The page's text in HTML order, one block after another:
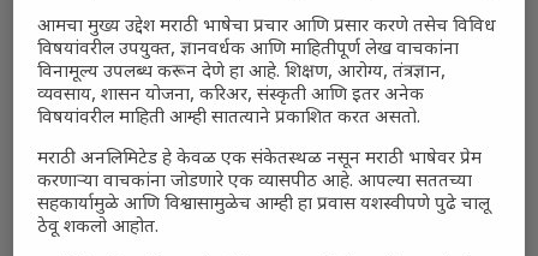
आमचा मुख्य उद्देश मराठी भाषेचा प्रचार आणि प्रसार करणे तसेच विविध
विषयांवरील उपयुक्त, ज्ञानवर्धक आणि माहितीपूर्ण लेख वाचकांना
विनामूल्य उपलब्ध करून देणे हा आहे. शिक्षण, आरोग्य, तंत्रज्ञान,
व्यवसाय, शासन योजना, करिअर, संस्कृती आणि इतर अनेक
विषयांवरील माहिती आम्ही सातत्याने प्रकाशित करत असतो.
मराठी अनलिमिटेड हे केवळ एक संकेतस्थळ नसून मराठी भाषेवर प्रेम
करणाऱ्या वाचकांना जोडणारे एक व्यासपीठ आहे. आपल्या सततच्या
सहकार्यामुळे आणि विश्वासामुळेच आम्ही हा प्रवास यशस्वीपणे पुढे चालू
ठेवू शकलो आहोत.